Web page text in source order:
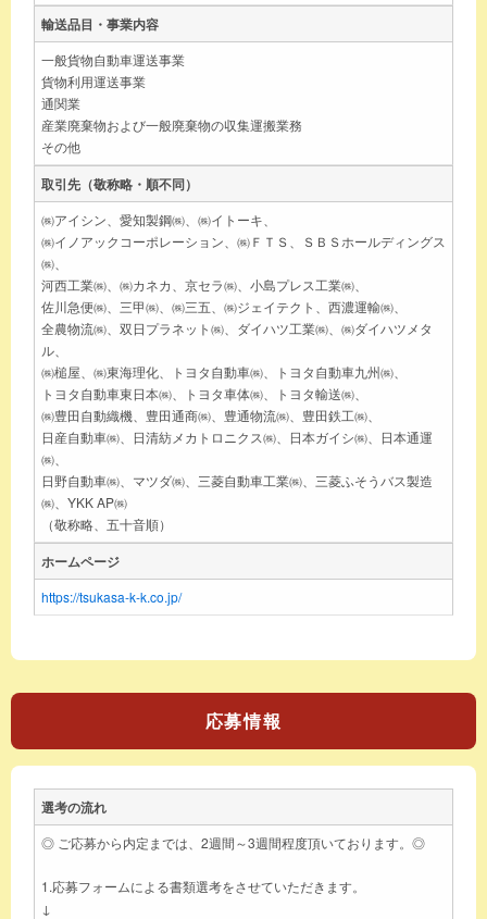
輸送品目・事業内容
一般貨物自動車運送事業
貨物利用運送事業
通関業
産業廃棄物および一般廃棄物の収集運搬業務
その他
取引先（敬称略・順不同）
㈱アイシン、愛知製鋼㈱、㈱イトーキ、
㈱イノアックコーポレーション、㈱ＦＴＳ、ＳＢＳホールディングス
㈱、
河西工業㈱、㈱カネカ、京セラ㈱、小島プレス工業㈱、
佐川急便㈱、三甲㈱、㈱三五、㈱ジェイテクト、西濃運輸㈱、
全農物流㈱、双日プラネット㈱、ダイハツ工業㈱、㈱ダイハツメタ
ル、
㈱槌屋、㈱東海理化、トヨタ自動車㈱、トヨタ自動車九州㈱、
トヨタ自動車東日本㈱、トヨタ車体㈱、トヨタ輸送㈱、
㈱豊田自動織機、豊田通商㈱、豊通物流㈱、豊田鉄工㈱、
日産自動車㈱、日清紡メカトロニクス㈱、日本ガイシ㈱、日本通運
㈱、
日野自動車㈱、マツダ㈱、三菱自動車工業㈱、三菱ふそうバス製造
㈱、YKK AP㈱
（敬称略、五十音順）
ホームページ
https://tsukasa-k-k.co.jp/
応募情報
選考の流れ
◎ ご応募から内定までは、2週間～3週間程度頂いております。◎
1.応募フォームによる書類選考をさせていただきます。
↓